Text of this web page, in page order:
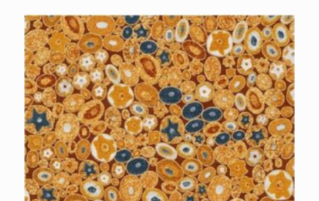
prix :
11,00€
à
16,20€